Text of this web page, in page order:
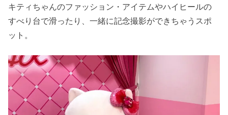
キティちゃんのファッション・アイテムやハイヒールの
すべり台で滑ったり、一緒に記念撮影ができちゃうスポ
ット。